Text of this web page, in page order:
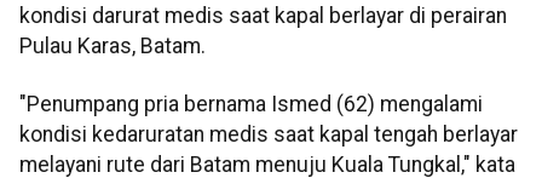
kondisi darurat medis saat kapal berlayar di perairan
Pulau Karas, Batam.
"Penumpang pria bernama Ismed (62) mengalami
kondisi kedaruratan medis saat kapal tengah berlayar
melayani rute dari Batam menuju Kuala Tungkal," kata